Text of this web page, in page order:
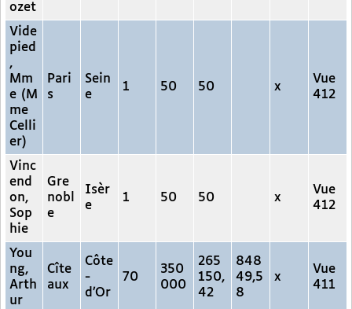
ozet
Vide
pied
,
Mm
e (M
me
Celli
er)
Pari
s
Sein
e
1 50 50 x
Vue
412
Vinc
end
on,
Sop
hie
Gre
nobl
e
Isèr
e
1 50 50 x
Vue
412
You
ng,
Arth
ur
Cîte
aux
Côte
-
d’Or
70
350
000
265
150,
42
848
49,5
8
x
Vue
411